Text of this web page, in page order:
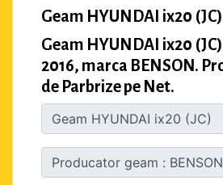
Geam HYUNDAI ix20 (JC)
Geam HYUNDAI ix20
2016, marca BENSON.
de Parbrize pe Net.